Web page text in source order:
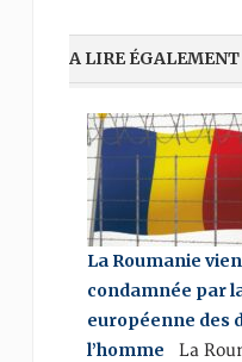
A LIRE
La Roumanie
condamnée par
européenne des
l’homme La